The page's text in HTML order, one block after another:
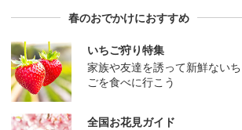
春のおでかけにおすすめ
いちご狩り特集
家族や友達を誘って新鮮ないち
ごを食べに行こう
全国お花見ガイド